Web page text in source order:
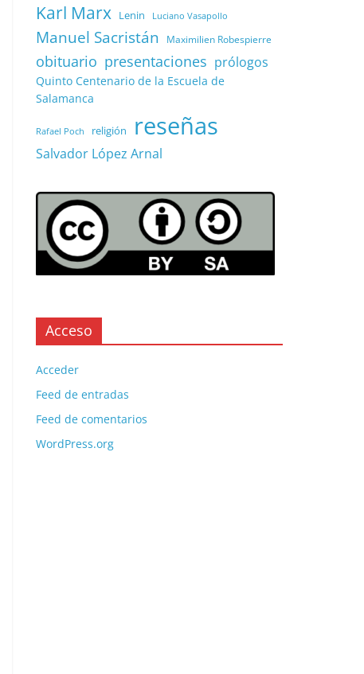
Karl Marx Lenin Luciano Vasapollo
Manuel Sacristán Maximilien Robespierre
obituario presentaciones prólogos
Quinto Centenario de la Escuela de
Salamanca
Rafael Poch religión reseñas
Salvador López Arnal
Acceso
Acceder
Feed de entradas
Feed de comentarios
WordPress.org